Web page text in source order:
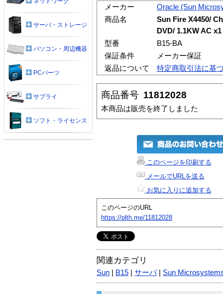
メーカー
Oracle (Sun
商品名
Sun Fire X4450/
DVD/ 1.1KW AC x1
型番
B15-BA
保証条件
メーカー保証
返品について
特定商取引法に基
商品番号 11812028
本商品は販売を終了しました
このページを印刷する
メールでURLを送る
お気に入りに追加する
このページのURL
https://plth.me/11812028
関連カテゴリ
Sun B15 サーバ| Sun
サーバ・ストレージ
パソコン・周辺機器
PCパーツ
サプライ
ソフト・ライセンス